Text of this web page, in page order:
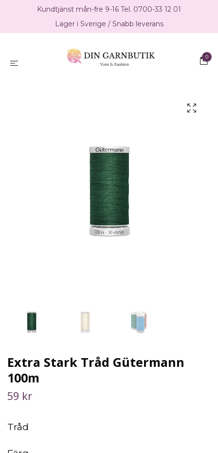
Kundtjänst mån-fre 9-16 Tel. 0700-33 12 01
Lager i Sverige / Snabb leverans
0
Extra Stark Tråd Gütermann
100m
59 kr
Tråd